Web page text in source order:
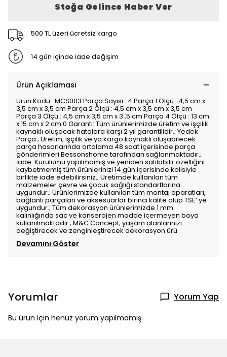
Stoğa Gelince Haber Ver
500 TL üzeri ücretsiz kargo
14 gün içinde iade değişim
Ürün Açıklaması
Ürün Kodu : MCS003 Parça Sayısı : 4 Parça 1 Ölçü : 4,5 cm x
3,5 cm x 3,5 cm Parça 2 Ölçü : 4,5 cm x 3,5 cm x 3,5 cm
Parça 3 Ölçü : 4,5 cm x 3,5 cm x 3 ,5 cm Parça 4 Ölçü : 13 cm
x 15 cm x 2 cm 0 Garanti: Tüm ürünlerimizde üretim ve işçilik
kaynaklı oluşacak hatalara karşı 2 yıl garantilidir.; Yedek
Parça ; Üretim, işçilik ve ya kargo kaynaklı oluşabilecek
parça hasarlarında ortalama 48 saat içerisinde parça
gönderimleri Bessonshome tarafından sağlanmaktadır.;
İade: Kurulumu yapılmamış ve yeniden satılabilir özelliğini
kaybetmemiş tüm ürünlerinizi 14 gün içerisinde kolisiyle
birlikte iade edebilirsiniz.; Üretimde kullanılan tüm
malzemeler çevre ve çocuk sağlığı standartlarına
uygundur.; Ürünlerimizde kullanılan tüm montaj aparatları,
bağlantı parçaları ve aksesuarlar birinci kalite olup TSE’ ye
uygundur.; Tüm dekorasyon ürünlerimizde 1 mm
kalınlığında sac ve kanserojen madde içermeyen boya
kullanılmaktadır.; M&C Concept; yaşam alanlarınızı
değiştirecek ve zenginleştirecek dekorasyon ürü
Devamını Göster
Yorumlar Yorum Yap
Bu ürün için henüz yorum yapılmamış.